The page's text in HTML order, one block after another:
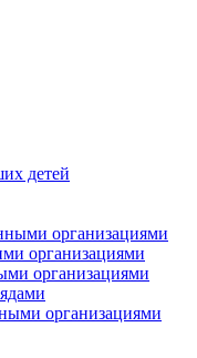
детей
организациями
организациями
организациями
организациями